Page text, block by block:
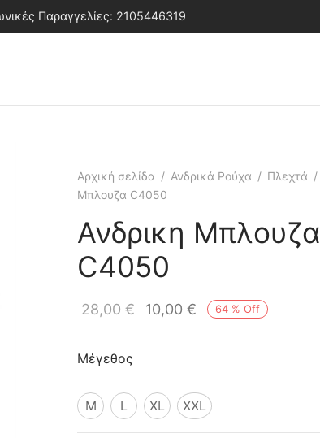
Παραγγελίες: 2105446319
Αρχική σελίδα / Ανδρικά Ρούχα / Πλεχτά /
Μπλουζα C4050
Ανδρικη Μπλουζα
C4050
64 % Off
28,00€ 10,00 €
Μέγεθος
M L XL XXL